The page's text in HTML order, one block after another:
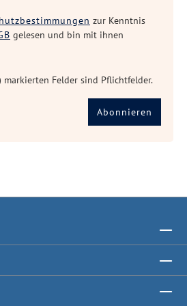
zur Kenntnis
gelesen und bin mit ihnen
markierten Felder sind Pflichtfelder.
Abonnieren